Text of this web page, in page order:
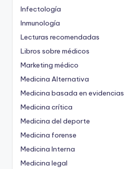
Infectología
Inmunología
Lecturas recomendadas
Libros sobre médicos
Marketing médico
Medicina Alternativa
Medicina basada en evidencias
Medicina crítica
Medicina del deporte
Medicina forense
Medicina Interna
Medicina legal